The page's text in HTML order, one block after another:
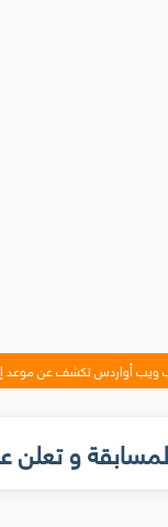
تكشف عن موعد إعلان الفائزين بالمسابقة و تعلن
و تعلن